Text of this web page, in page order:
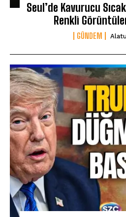
Seul’de Kavurucu
Renkli
GÜNDEM